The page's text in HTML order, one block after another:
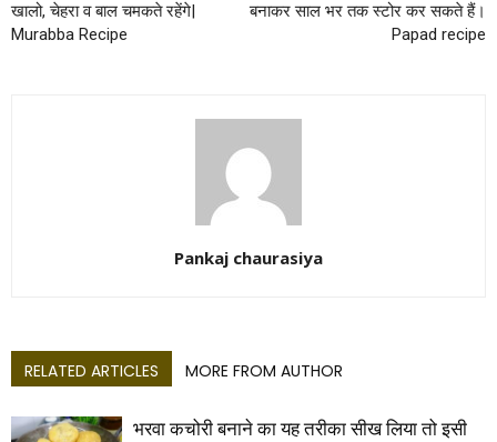
खालो, चेहरा व बाल चमकते रहेंगे|
Murabba Recipe
बनाकर साल भर तक स्टोर कर सकते हैं।
Papad recipe
Pankaj chaurasiya
RELATED ARTICLES MORE FROM AUTHOR
भरवा कचोरी बनाने का यह तरीका सीख लिया तो इसी